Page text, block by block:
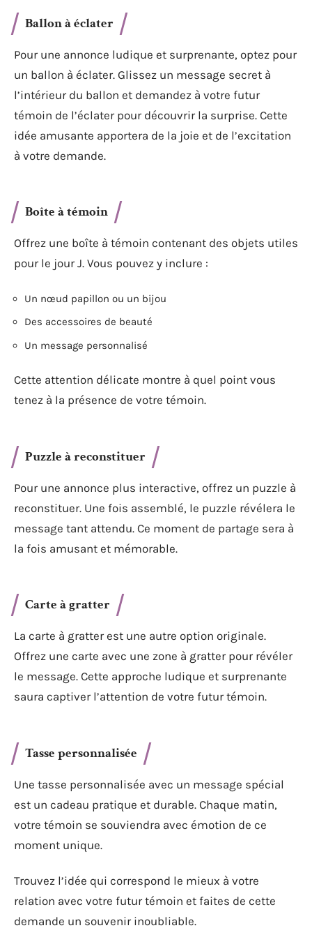
Ballon à éclater
Pour une annonce ludique et surprenante, optez pour
un ballon à éclater. Glissez un message secret à
l’intérieur du ballon et demandez à votre futur
témoin de l’éclater pour découvrir la surprise. Cette
idée amusante apportera de la joie et de l’excitation
à votre demande.
Boîte à témoin
Offrez une boîte à témoin contenant des objets utiles
pour le jour J. Vous pouvez y inclure :
Un nœud papillon ou un bijou
Des accessoires de beauté
Un message personnalisé
Cette attention délicate montre à quel point vous
tenez à la présence de votre témoin.
Puzzle à reconstituer
Pour une annonce plus interactive, offrez un puzzle à
reconstituer. Une fois assemblé, le puzzle révélera le
message tant attendu. Ce moment de partage sera à
la fois amusant et mémorable.
Carte à gratter
La carte à gratter est une autre option originale.
Offrez une carte avec une zone à gratter pour révéler
le message. Cette approche ludique et surprenante
saura captiver l’attention de votre futur témoin.
Tasse personnalisée
Une tasse personnalisée avec un message spécial
est un cadeau pratique et durable. Chaque matin,
votre témoin se souviendra avec émotion de ce
moment unique.
Trouvez l’idée qui correspond le mieux à votre
relation avec votre futur témoin et faites de cette
demande un souvenir inoubliable.